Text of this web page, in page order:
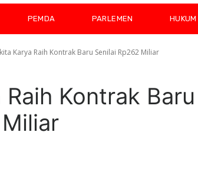
PEMDA PARLEMEN HUKUM
Karya Raih Kontrak Baru Senilai Rp262 Miliar
Kontrak Baru